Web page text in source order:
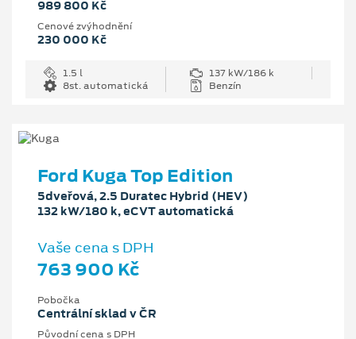
989 800 Kč
Cenové zvýhodnění
230 000 Kč
1.5 l
137 kW/186 k
8st. automatická
Benzín
Ford Kuga Top Edition
5dveřová, 2.5 Duratec Hybrid (HEV)
132 kW/180 k, eCVT automatická
Vaše cena s DPH
763 900 Kč
Pobočka
Centrální sklad v ČR
Původní cena s DPH